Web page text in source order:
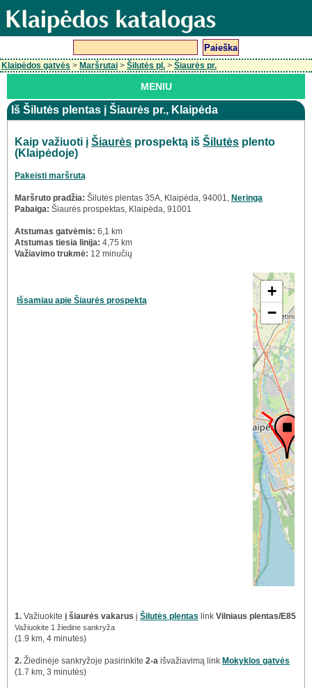
Klaipėdos gatvės > Maršrutai > Šilutės pl. > Šiaurės pr.
MENIU
Iš Šilutės plentas į Šiaurės pr., Klaipėda
Kaip važiuoti į Šiaurės prospektą iš Šilutės plento
(Klaipėdoje)
Pakeisti maršrutą
Maršruto pradžia: Šilutės plentas 35A, Klaipėda, 94001, Neringa
Pabaiga: Šiaurės prospektas, Klaipėda, 91001
Atstumas gatvėmis: 6,1 km
Atstumas tiesia linija: 4,75 km
Važiavimo trukmė: 12 minučių
Išsamiau apie Šiaurės prospektą
+
−
1. Važiuokite į šiaurės vakarus į Šilutės plentas link Vilniaus plentas/E85
Važiuokite 1 žiedine sankryža
(1.9 km, 4 minutės)
2. Žiedinėje sankryžoje pasirinkite 2-a išvažiavimą link Mokyklos gatvės
(1.7 km, 3 minutės)